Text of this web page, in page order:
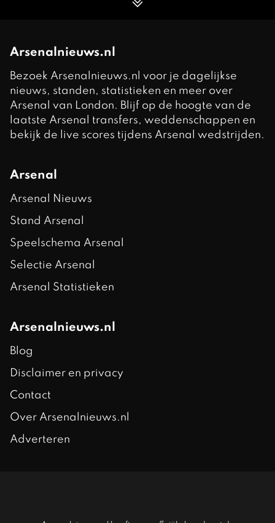
Arsenalnieuws.nl
Bezoek Arsenalnieuws.nl voor je dagelijkse
nieuws, standen, statistieken en meer over
Arsenal van London. Blijf op de hoogte van de
laatste Arsenal transfers, weddenschappen en
bekijk de live scores tijdens Arsenal wedstrijden.
Arsenal
Arsenal Nieuws
Stand Arsenal
Speelschema Arsenal
Selectie Arsenal
Arsenal Statistieken
Arsenalnieuws.nl
Blog
Disclaimer en privacy
Contact
Over Arsenalnieuws.nl
Adverteren